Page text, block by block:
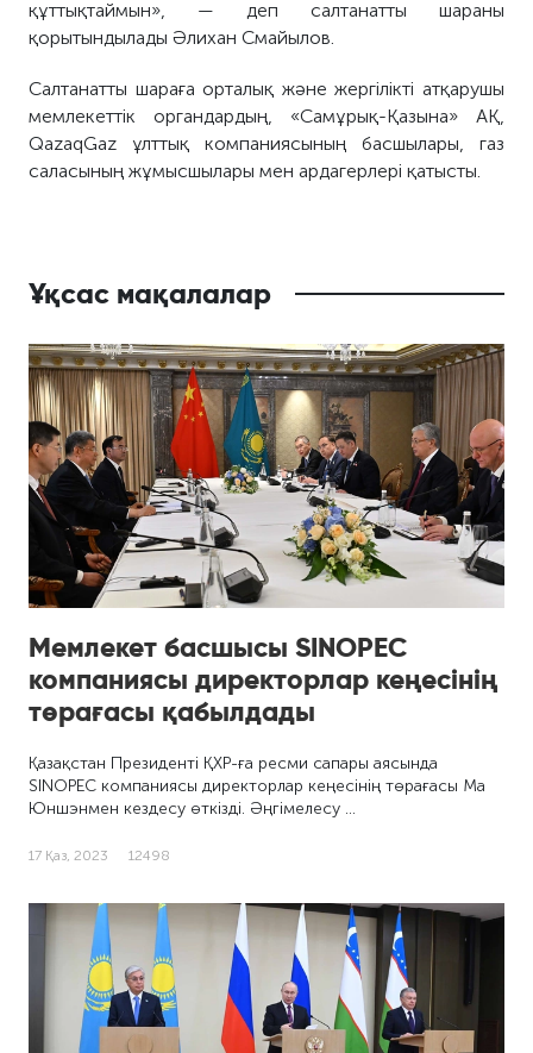
құттықтаймын», — деп салтанатты шараны
қорытындылады Әлихан Смайылов.
Салтанатты шараға орталық және жергілікті атқарушы
мемлекеттік органдардың, «Самұрық-Қазына» АҚ,
QazaqGaz ұлттық компаниясының басшылары, газ
саласының жұмысшылары мен ардагерлері қатысты.
Ұқсас мақалалар
Мемлекет басшысы SINOPEC
компаниясы директорлар кеңесінің
төрағасы қабылдады
Қазақстан Президенті ҚХР-ға ресми сапары аясында
SINOPEC компаниясы директорлар кеңесінің төрағасы Ма
Юншэнмен кездесу өткізді. Әңгімелесу …
17 Қаз, 2023 12498